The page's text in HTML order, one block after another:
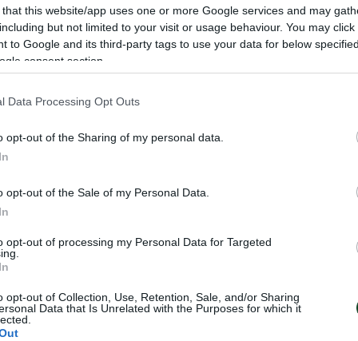
that this website/app uses one or more Google services and may
but not limited to your visit or usage behaviour. You may
to Google and its third-party tags to use your data for below
consent section.
Data Processing Opt Outs
opt-out of the Sharing of my personal data.
opt-out of the Sale of my Personal Data.
opt-out of processing my Personal Data for Targeted
opt-out of Collection, Use, Retention, Sale, and/or Sharing
Data that Is Unrelated with the Purposes for which it
el 21/05/08, compite como centrocampista y se
de la categoría SUB-17.
juega como defensor y se unió a las academias de
07, juega como centrocampista y se unió a las
08, juega como portero y se unió a nuestras